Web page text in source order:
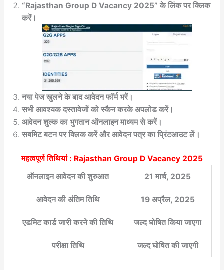
“Rajasthan Group D Vacancy 2025” के लिंक पर क्लिक
करें।
नया पेज खुलने के बाद आवेदन फॉर्म भरें।
सभी आवश्यक दस्तावेजों को स्कैन करके अपलोड करें।
आवेदन शुल्क का भुगतान ऑनलाइन माध्यम से करें।
सबमिट बटन पर क्लिक करें और आवेदन पत्र का प्रिंटआउट लें।
महत्वपूर्ण तिथियां : Rajasthan Group D Vacancy 2025
ऑनलाइन आवेदन की शुरुआत
21 मार्च, 2025
आवेदन की अंतिम तिथि 19 अप्रैल, 2025
एडमिट कार्ड जारी करने की तिथि जल्द घोषित किया जाएगा
परीक्षा तिथि जल्द घोषित की जाएगी